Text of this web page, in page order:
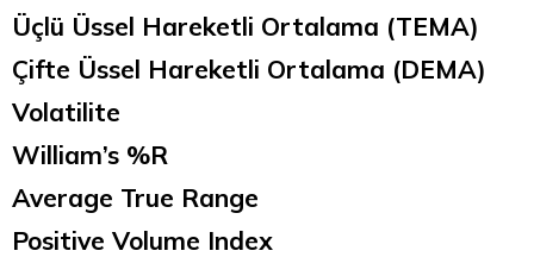
Üçlü Üssel Hareketli Ortalama (TEMA)
Çifte Üssel Hareketli Ortalama (DEMA)
Volatilite
William’s %R
Average True Range
Positive Volume Index